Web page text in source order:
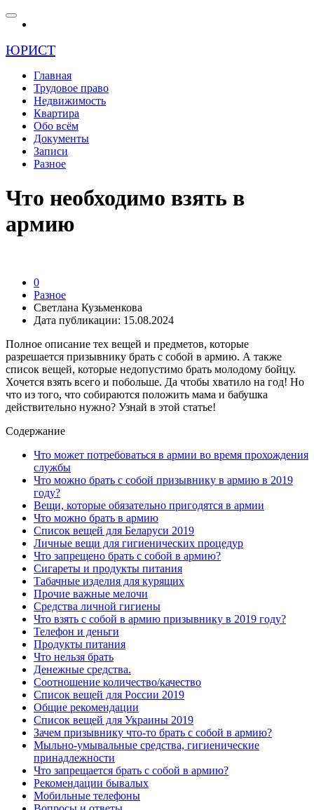
ЮРИСТ
Главная
Трудовое право
Недвижимость
Квартира
Обо всём
Документы
Записи
Разное
Что необходимо взять в
армию
0
Разное
Светлана Кузьменкова
Дата публикации: 15.08.2024
Полное описание тех вещей и предметов, которые
разрешается призывнику брать с собой в армию. А также
список вещей, которые недопустимо брать молодому бойцу.
Хочется взять всего и побольше. Да чтобы хватило на год! Но
что из того, что собираются положить мама и бабушка
действительно нужно? Узнай в этой статье!
Содержание
Что может потребоваться в армии во время прохождения
службы
Что можно брать с собой призывнику в армию в 2019
году?
Вещи, которые обязательно пригодятся в армии
Что можно брать в армию
Список вещей для Беларуси 2019
Личные вещи для гигиенических процедур
Что запрещено брать с собой в армию?
Сигареты и продукты питания
Табачные изделия для курящих
Прочие важные мелочи
Средства личной гигиены
Что взять с собой в армию призывнику в 2019 году?
Телефон и деньги
Продукты питания
Что нельзя брать
Денежные средства.
Соотношение количество/качество
Список вещей для России 2019
Общие рекомендации
Список вещей для Украины 2019
Зачем призывнику что-то брать с собой в армию?
Мыльно-умывальные средства, гигиенические
принадлежности
Что запрещается брать с собой в армию?
Рекомендации бывалых
Мобильные телефоны